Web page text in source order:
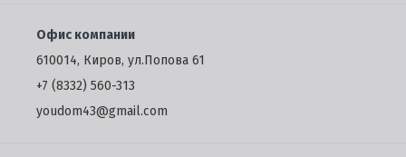
Офис компании
610014, Киров, ул.Попова 61
+7 (8332) 560-313
youdom43@gmail.com